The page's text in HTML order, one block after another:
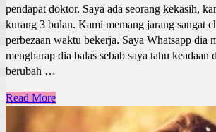
pendapat doktor. Saya ada seorang kekasih,
kurang 3 bulan. Kami memang jarang sangat
perbezaan waktu bekerja. Saya Whatsapp dia
mengharap dia balas sebab saya tahu keadaan
berubah …
Read More